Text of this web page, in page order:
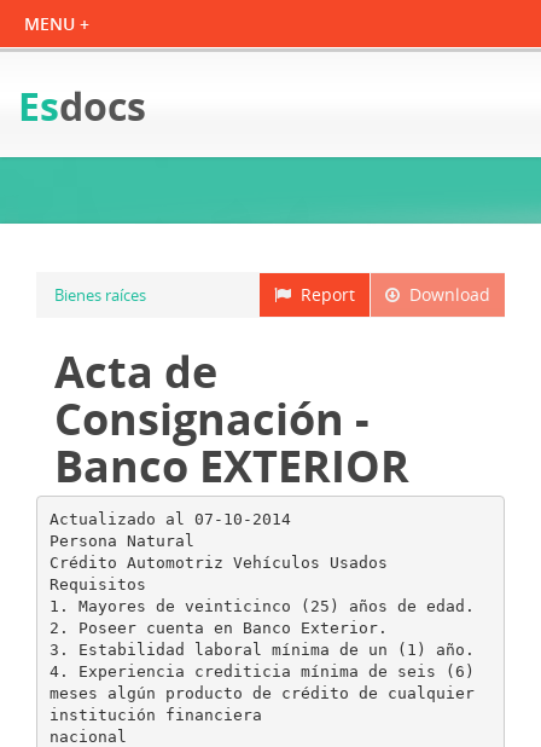
Esdocs
Download
Report
Bienes raíces
Acta de
Consignación -
Banco EXTERIOR
Actualizado al 07-10-2014
Persona Natural
Crédito Automotriz Vehículos Usados
Requisitos
1. Mayores de veinticinco (25) años de edad.
2. Poseer cuenta en Banco Exterior.
3. Estabilidad laboral mínima de un (1) año.
4. Experiencia crediticia mínima de seis (6)
meses algún producto de crédito de cualquier
institución financiera
nacional